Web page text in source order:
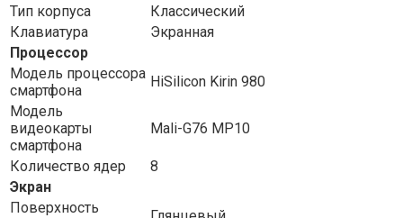
Тип корпуса
Классический
Клавиатура
Экранная
Процессор
Модель процессора
смартфона
HiSilicon Kirin 980
Модель
видеокарты
смартфона
Mali-G76 MP10
Количество ядер
8
Экран
Поверхность